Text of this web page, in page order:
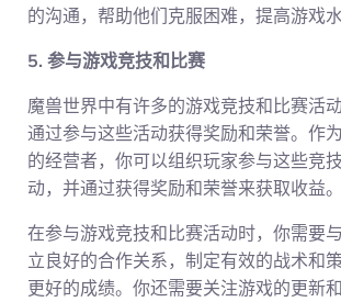
的沟通，帮助他们克服困难，提高游戏水
5. 参与游戏竞技和比赛
魔兽世界中有许多的游戏竞技和比赛活
通过参与这些活动获得奖励和荣誉。作
的经营者，你可以组织玩家参与这些竞
动，并通过获得奖励和荣誉来获取收益。
在参与游戏竞技和比赛活动时，你需要
立良好的合作关系，制定有效的战术和
更好的成绩。你还需要关注游戏的更新